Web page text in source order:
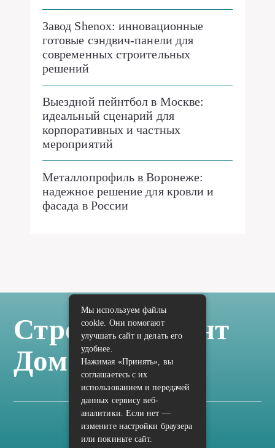
Завод Shenox: инновационные
готовые сэндвич-панели для
современных строительных
решений
Выездной пейнтбол в Москве:
идеальный сценарий для
корпоративных и частных
мероприятий
Металлопрофиль в Воронеже:
надежное решение для кровли и
фасада в России
Стройка Ремонт
Дом Отделка
Карта сайта
Мы используем файлы
cookie. Они помогают
улучшать сайт и делать его
удобнее.
Нажимая «Принять», вы
соглашаетесь с их
использованием и передачей
данных сервису веб-
аналитики. Если нет —
измените настройки браузера
или покиньте сайт.